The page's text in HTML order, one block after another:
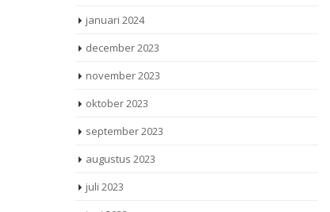
januari 2024
december 2023
november 2023
oktober 2023
september 2023
augustus 2023
juli 2023